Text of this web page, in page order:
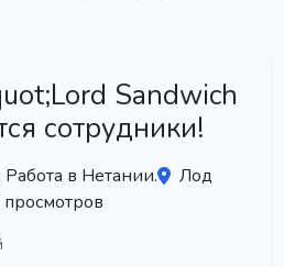
Sandwich
сотрудники!
в Нетании.
Лод
просмотров